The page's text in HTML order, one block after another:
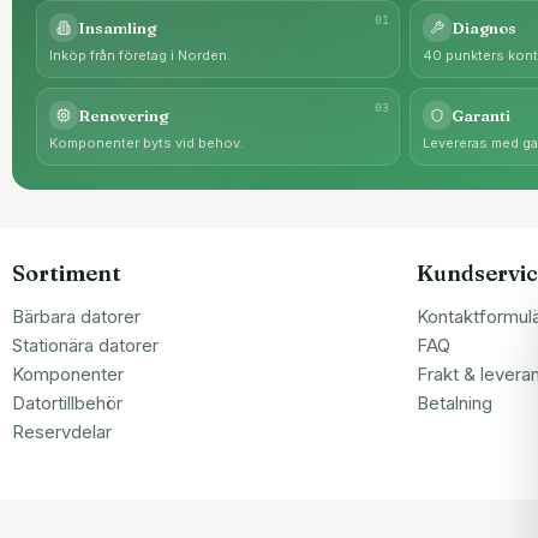
01
Insamling
Inköp från företag i Norden.
Diagnos
40 punkters
03
Renovering
Komponenter byts vid behov.
Garanti
Levereras med
Sortiment
Bärbara datorer
Stationära datorer
Komponenter
Datortillbehör
Reservdelar
Kontaktformulär
FAQ
Frakt & leverans
Betalning